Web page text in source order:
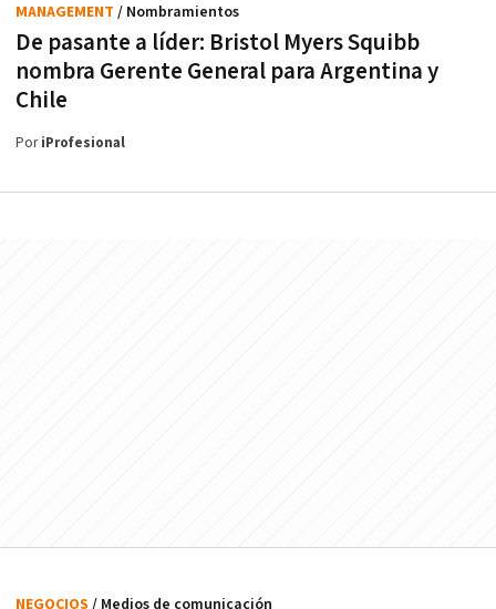
De pasante a líder: Bristol Myers Squibb
nombra Gerente General para Argentina y
Chile
MANAGEMENT / Nombramientos
PoriProfesional
NEGOCIOS / Medios de comunicación